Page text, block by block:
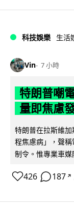
科技娛樂 生活
Vin 7 小時
特朗普嘲
量即焦慮
特朗普在拉斯維
程焦慮病」，聲
制令。惟專業車
426 187 ↗